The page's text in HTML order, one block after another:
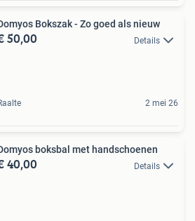
Bokszak - Zo goed als nieuw
50,00 Details
2 mei 26
boksbal met handschoenen
40,00 Details